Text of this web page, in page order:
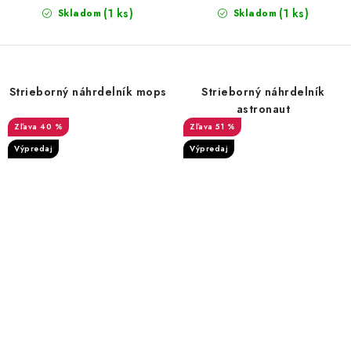
Skladom (1 ks) Skladom (1 ks)
Strieborný náhrdelník mops
40 %
Výpredaj
Strieborný náhrdelník
astronaut
51 %
Výpredaj